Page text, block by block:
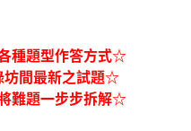
種題型作答方式☆
間最新之試題☆
難題一步步拆解☆